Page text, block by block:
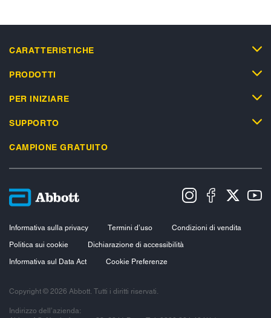
CARATTERISTICHE
PRODOTTI
PER INIZIARE
SUPPORTO
CAMPIONE GRATUITO
Informativa sulla privacy Termini d’uso
Condizioni di vendita
Politica sui cookie
Dichiarazione di accessibilità
Informativa sul Data Act
Cookie Preferenze
Copyright © 2026 Abbott. Tutti i diritti riservati.
Indirizzo dell’azienda: